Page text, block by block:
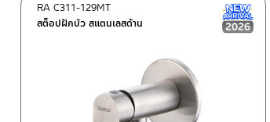
สต็อปฝักบัว สแตนเลสด้าน
RA C311-129MT